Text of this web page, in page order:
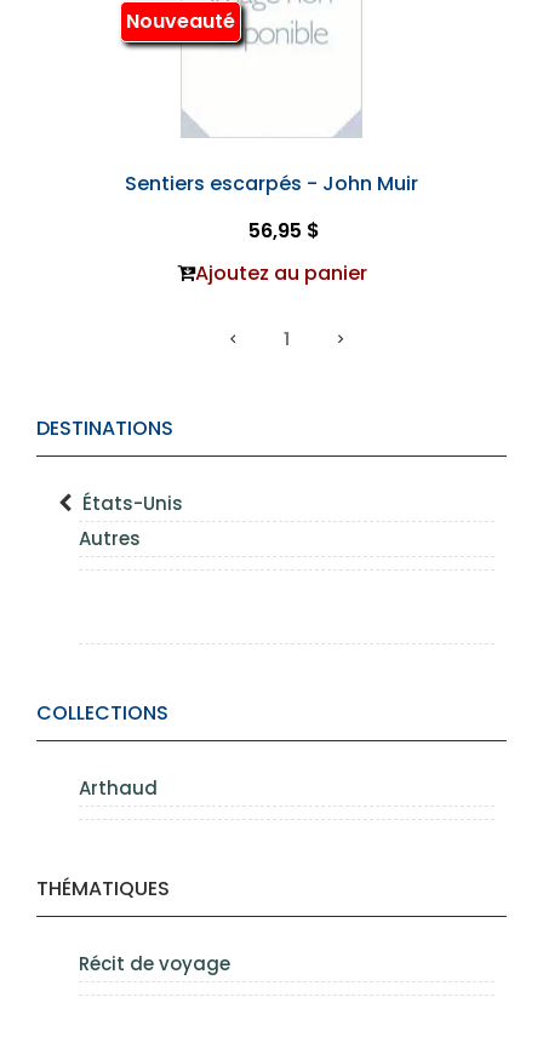
DESTINATIONS
États-Unis
Autres
COLLECTIONS
Arthaud
THÉMATIQUES
Récit de voyage
Nouveauté
Sentiers escarpés - John Muir
56,95 $
Ajoutez au panier
1